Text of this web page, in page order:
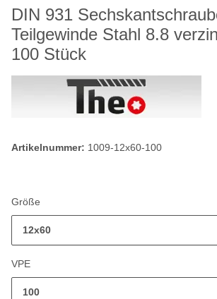
DIN 931
Teilgewinde Stahl 8.8
100 Stück
Artikelnummer: 1009-12x60-100
Größe
12x60
VPE
100